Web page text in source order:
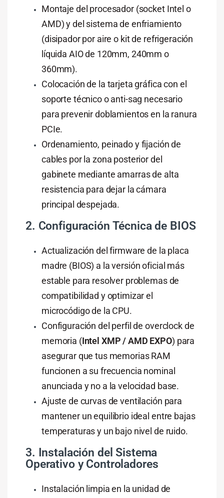
Montaje del procesador (socket Intel o
AMD) y del sistema de enfriamiento
(disipador por aire o kit de refrigeración
líquida AIO de 120mm, 240mm o
360mm).
Colocación de la tarjeta gráfica con el
soporte técnico o anti-sag necesario
para prevenir doblamientos en la ranura
PCIe.
Ordenamiento, peinado y fijación de
cables por la zona posterior del
gabinete mediante amarras de alta
resistencia para dejar la cámara
principal despejada.
2. Configuración Técnica de BIOS
Actualización del firmware de la placa
madre (BIOS) a la versión oficial más
estable para resolver problemas de
compatibilidad y optimizar el
microcódigo de la CPU.
Configuración del perfil de overclock de
memoria (Intel XMP / AMD EXPO) para
asegurar que tus memorias RAM
funcionen a su frecuencia nominal
anunciada y no a la velocidad base.
Ajuste de curvas de ventilación para
mantener un equilibrio ideal entre bajas
temperaturas y un bajo nivel de ruido.
3. Instalación del Sistema
Operativo y Controladores
Instalación limpia en la unidad de